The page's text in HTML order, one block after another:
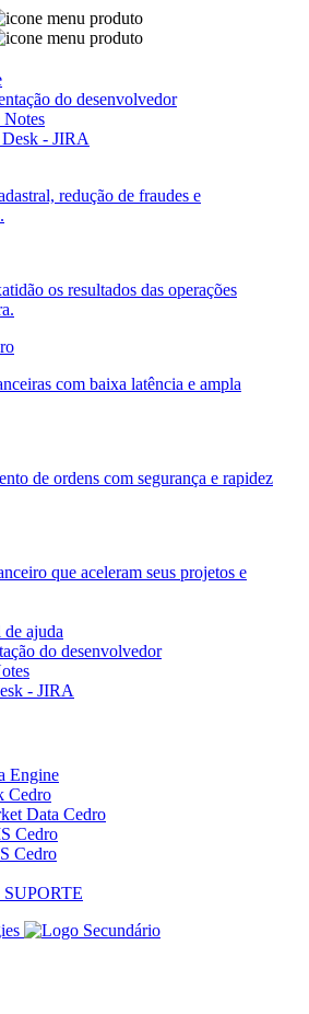
do desenvolvedor
Notes
- JIRA
redução de fraudes e
os resultados das operações
com baixa latência e ampla
de ordens com segurança e rapidez
que aceleram seus projetos e
ajuda
do desenvolvedor
- JIRA
Engine
Cedro
Data Cedro
Cedro
Cedro